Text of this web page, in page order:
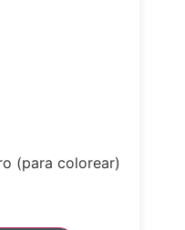
(para colorear)